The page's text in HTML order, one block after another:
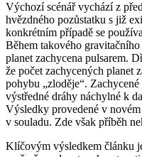
Výchozí scénář vychází z
hvězdného pozůstatku s již
konkrétním případě se
Během takového
planet zachycena pulsarem.
že počet zachycených planet
pohybu „zloděje“.
výstředné dráhy náchylné k
Výsledky provedené v
v souladu. Zde však příběh
Klíčovým výsledkem článku